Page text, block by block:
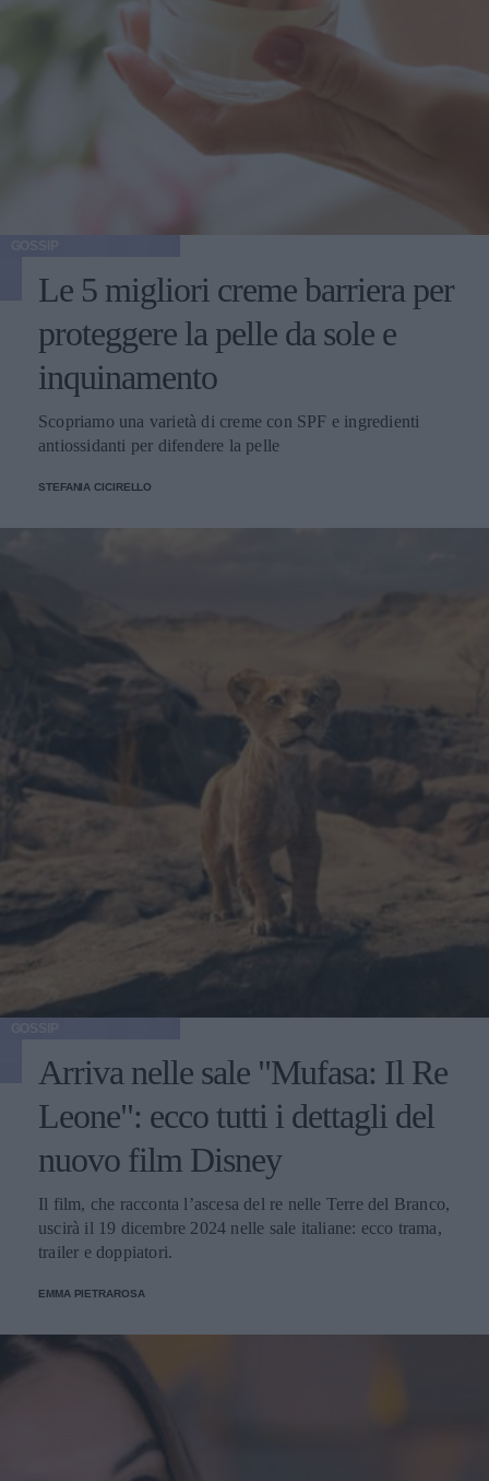
Le 5 migliori creme barriera per
proteggere la pelle da sole e
inquinamento
Scopriamo una varietà di creme con SPF e ingredienti
antiossidanti per difendere la pelle
STEFANIA CICIRELLO
Arriva nelle sale "Mufasa: Il Re
Leone": ecco tutti i dettagli del
nuovo film Disney
Il film, che racconta l’ascesa del re nelle Terre del Branco,
uscirà il 19 dicembre 2024 nelle sale italiane: ecco trama,
trailer e doppiatori.
EMMA PIETRAROSA